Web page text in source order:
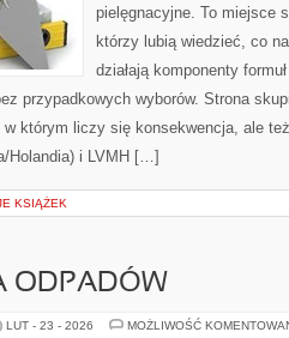
pielęgnacyjne. To miejsce
którzy lubią wiedzieć, co
działają komponenty
przypadkowych wyborów. Strona
którym liczy się konsekwencja, ale
Holandia) i LVMH […]
KSIĄŻEK
ODPADÓW
LUT - 23 - 2026 MOŻLIWOŚĆ